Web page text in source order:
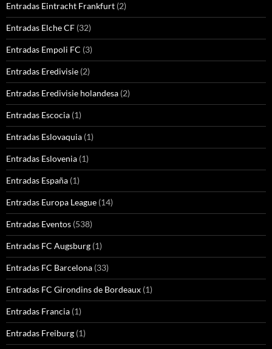
Entradas Eintracht Frankfurt (2)
Entradas Elche CF (32)
Entradas Empoli FC (3)
Entradas Eredivisie (2)
Entradas Eredivisie holandesa (2)
Entradas Escocia (1)
Entradas Eslovaquia (1)
Entradas Eslovenia (1)
Entradas España (1)
Entradas Europa League (14)
Entradas Eventos (538)
Entradas FC Augsburg (1)
Entradas FC Barcelona (33)
Entradas FC Girondins de Bordeaux (1)
Entradas Francia (1)
Entradas Freiburg (1)